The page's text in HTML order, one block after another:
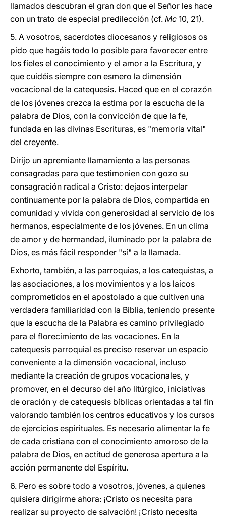
llamados descubran el gran don que el Señor les hace
con un trato de especial predilección (cf. Mc 10, 21).
5. A vosotros, sacerdotes diocesanos y religiosos os
pido que hagáis todo lo posible para favorecer entre
los fieles el conocimiento y el amor a la Escritura, y
que cuidéis siempre con esmero la dimensión
vocacional de la catequesis. Haced que en el corazón
de los jóvenes crezca la estima por la escucha de la
palabra de Dios, con la convicción de que la fe,
fundada en las divinas Escrituras, es "memoria vital"
del creyente.
Dirijo un apremiante llamamiento a las personas
consagradas para que testimonien con gozo su
consagración radical a Cristo: dejaos interpelar
continuamente por la palabra de Dios, compartida en
comunidad y vivida con generosidad al servicio de los
hermanos, especialmente de los jóvenes. En un clima
de amor y de hermandad, iluminado por la palabra de
Dios, es más fácil responder "sí" a la llamada.
Exhorto, también, a las parroquias, a los catequistas, a
las asociaciones, a los movimientos y a los laicos
comprometidos en el apostolado a que cultiven una
verdadera familiaridad con la Biblia, teniendo presente
que la escucha de la Palabra es camino privilegiado
para el florecimiento de las vocaciones. En la
catequesis parroquial es preciso reservar un espacio
conveniente a la dimensión vocacional, incluso
mediante la creación de grupos vocacionales, y
promover, en el decurso del año litúrgico, iniciativas
de oración y de catequesis bíblicas orientadas a tal fin
valorando también los centros educativos y los cursos
de ejercicios espirituales. Es necesario alimentar la fe
de cada cristiana con el conocimiento amoroso de la
palabra de Dios, en actitud de generosa apertura a la
acción permanente del Espíritu.
6. Pero es sobre todo a vosotros, jóvenes, a quienes
quisiera dirigirme ahora: ¡Cristo os necesita para
realizar su proyecto de salvación! ¡Cristo necesita